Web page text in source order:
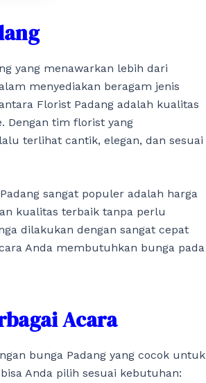
yang menawarkan lebih dari
menyediakan beragam jenis
Florist Padang adalah kualitas
Dengan tim florist yang
terlihat cantik, elegan, dan sesuai
sangat populer adalah harga
kualitas terbaik tanpa perlu
dilakukan dengan sangat cepat
Anda membutuhkan bunga pada
Acara
bunga Padang yang cocok untuk
Anda pilih sesuai kebutuhan: